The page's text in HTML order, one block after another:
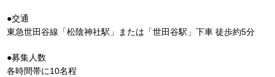
●交通
東急世田谷線「松陰神社駅」または「世田谷駅」下車 徒歩約5分
●募集人数
各時間帯に10名程